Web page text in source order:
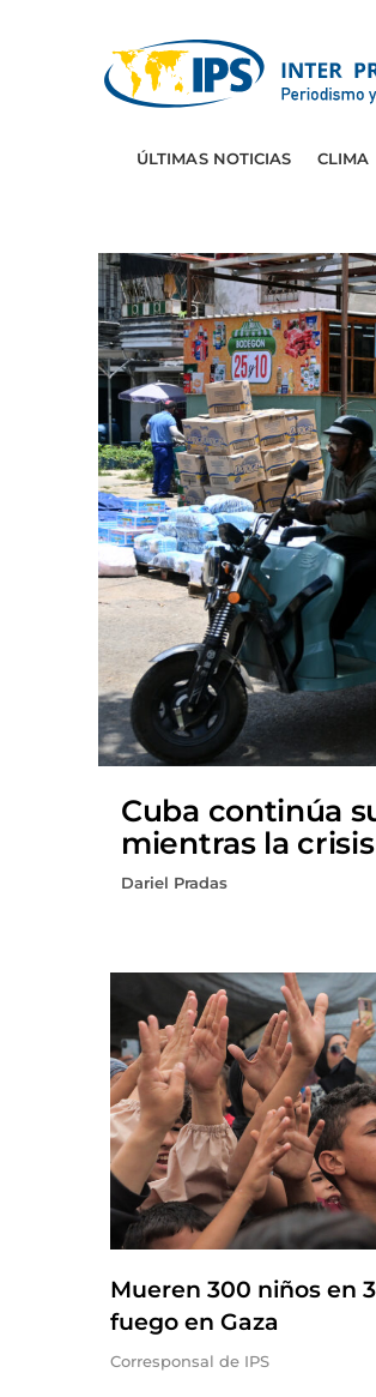
ÚLTIMAS NOTICIAS CLIMA
Cuba continúa
mientras la
Dariel Pradas
Mueren 300 niños en
fuego en Gaza
Corresponsal de IPS